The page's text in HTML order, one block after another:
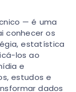
— é uma
conhecer os
estatística
los ao
e
estudos e
dados